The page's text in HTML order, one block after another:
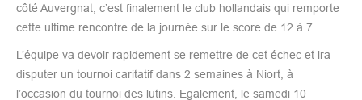
côté Auvergnat, c’est finalement le club hollandais qui remporte
cette ultime rencontre de la journée sur le score de 12 à 7.
L’équipe va devoir rapidement se remettre de cet échec et ira
disputer un tournoi caritatif dans 2 semaines à Niort, à
l’occasion du tournoi des lutins. Egalement, le samedi 10